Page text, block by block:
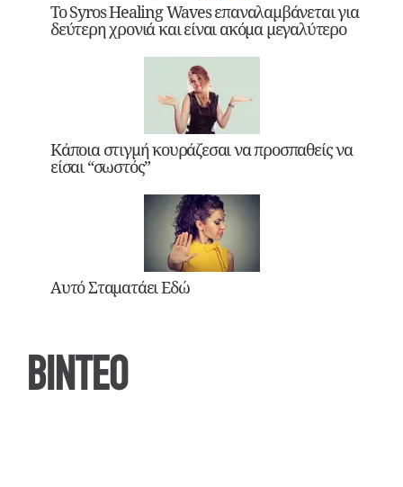
Το Syros Healing Waves επαναλαμβάνεται για
δεύτερη χρονιά και είναι ακόμα μεγαλύτερο
Κάποια στιγμή κουράζεσαι να προσπαθείς να
είσαι “σωστός”
Αυτό Σταματάει Εδώ
ΒΙΝΤΕΟ